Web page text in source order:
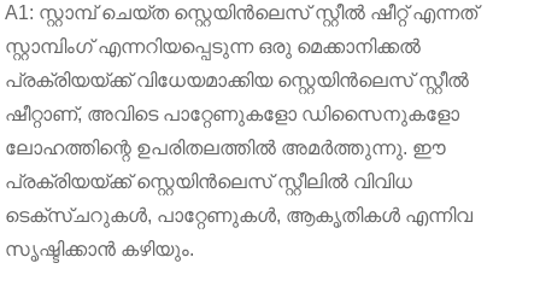
A1: സ്റ്റാമ്പ് ചെയ്ത സ്റ്റെയിൻലെസ് സ്റ്റീൽ ഷീറ്റ് എന്നത്
സ്റ്റാമ്പിംഗ് എന്നറിയപ്പെടുന്ന ഒരു മെക്കാനിക്കൽ
പ്രക്രിയയ്ക്ക് വിധേയമാക്കിയ സ്റ്റെയിൻലെസ് സ്റ്റീൽ
ഷീറ്റാണ്, അവിടെ പാറ്റേണുകളോ ഡിസൈനുകളോ
ലോഹത്തിന്റെ ഉപരിതലത്തിൽ അമർത്തുന്നു. ഈ
പ്രക്രിയയ്ക്ക് സ്റ്റെയിൻലെസ് സ്റ്റീലിൽ വിവിധ
ടെക്സ്ചറുകൾ, പാറ്റേണുകൾ, ആകൃതികൾ എന്നിവ
സൃഷ്ടിക്കാൻ കഴിയും.